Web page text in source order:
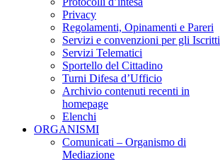
Privacy
Regolamenti, Opinamenti e Pareri
Servizi e convenzioni per gli Iscritti
Servizi Telematici
Sportello del Cittadino
Turni Difesa d’Ufficio
Archivio contenuti recenti in
homepage
Elenchi
ORGANISMI
Comunicati – Organismo di
Mediazione